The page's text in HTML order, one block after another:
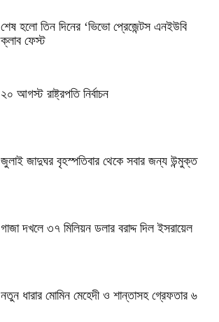
শেষ হলো তিন দিনের ‘ভিভো প্রেজেন্টস এনইউবি
ক্লাব ফেস্ট
২০ আগস্ট রাষ্ট্রপতি নির্বাচন
জুলাই জাদুঘর বৃহস্পতিবার থেকে সবার জন্য উন্মুক্ত
গাজা দখলে ৩৭ মিলিয়ন ডলার বরাদ্দ দিল ইসরায়েল
নতুন ধারার মোমিন মেহেদী ও শান্তাসহ গ্রেফতার ৬